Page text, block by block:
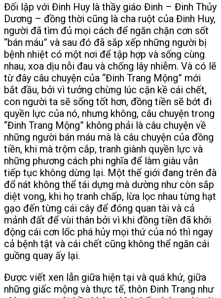
Đối lập với Đinh Huy là thầy giáo Đinh – Đinh Thủy
Dương – đồng thời cũng là cha ruột của Đinh Huy,
người đã tìm đủ mọi cách để ngăn chặn cơn sốt
“bán máu” và sau đó đã sắp xếp những người bị
bệnh nhiệt có một nơi để tập hợp và sống cùng
nhau, xoa dịu nỗi đau và chống lây nhiễm. Và có lẽ
từ đây câu chuyện của “Đinh Trang Mộng” mới
bắt đầu, bởi vì tưởng chừng lúc cận kề cái chết,
con người ta sẽ sống tốt hơn, đồng tiền sẽ bớt đi
quyền lực của nó, nhưng không, câu chuyện trong
“Đinh Trang Mộng” không phải là câu chuyện về
những người bán máu mà là câu chuyện của đồng
tiền, khi mà trộm cắp, tranh giành quyền lực và
những phương cách phi nghĩa để làm giàu vẫn
tiếp tục không dừng lại. Một thế giới đang trên đà
đổ nát không thể tái dựng mà dường như còn sắp
diệt vong, khi họ tranh chấp, lừa lọc nhau từng hạt
gạo đến từng cái cây để đóng quan tài và cả
mảnh đất để vùi thân bởi vì khi đồng tiền đã khởi
động cái cơn lốc phá hủy mọi thứ của nó thì ngay
cả bệnh tật và cái chết cũng không thể ngăn cái
guồng quay ấy lại.
Được viết xen lẫn giữa hiện tại và quá khứ, giữa
những giấc mộng và thực tế, thôn Đinh Trang như